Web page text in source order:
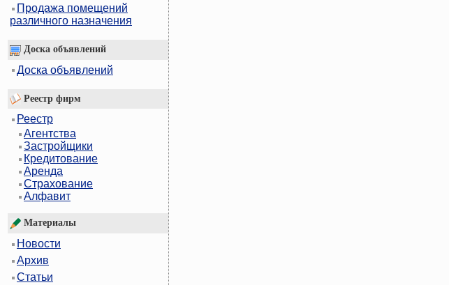
Продажа помещений
различного назначения
Доска объявлений
Доска объявлений
Реестр фирм
Реестр
Агентства
Застройщики
Кредитование
Аренда
Страхование
Алфавит
Материалы
Новости
Архив
Статьи